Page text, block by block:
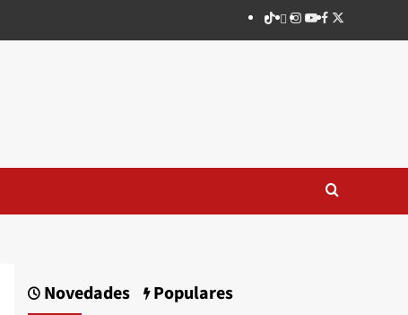
TikTok
threads
Instagram
Youtube
Facebook
X
Novedades Populares